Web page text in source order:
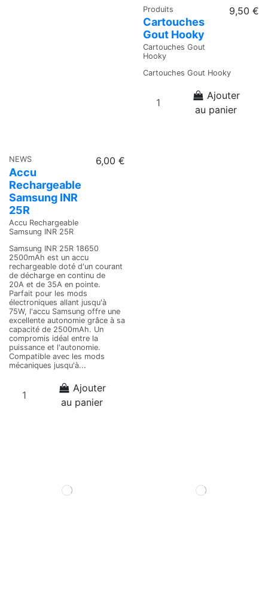
NEWS
Accu
Rechargeable
Samsung INR
25R
Accu Rechargeable
Samsung INR 25R
6,00 €
Samsung INR 25R 18650
2500mAh est un accu
rechargeable doté d'un courant
de décharge en continu de
20A et de 35A en pointe.
Parfait pour les mods
électroniques allant jusqu'à
75W, l'accu Samsung offre une
excellente autonomie grâce à sa
capacité de 2500mAh. Un
compromis idéal entre la
puissance et l'autonomie.
Compatible avec les mods
mécaniques jusqu'à...
Ajouter
au panier
Produits
Cartouches
Gout Hooky
Cartouches Gout
Hooky
9,50 €
Cartouches Gout Hooky
Ajouter
au panier